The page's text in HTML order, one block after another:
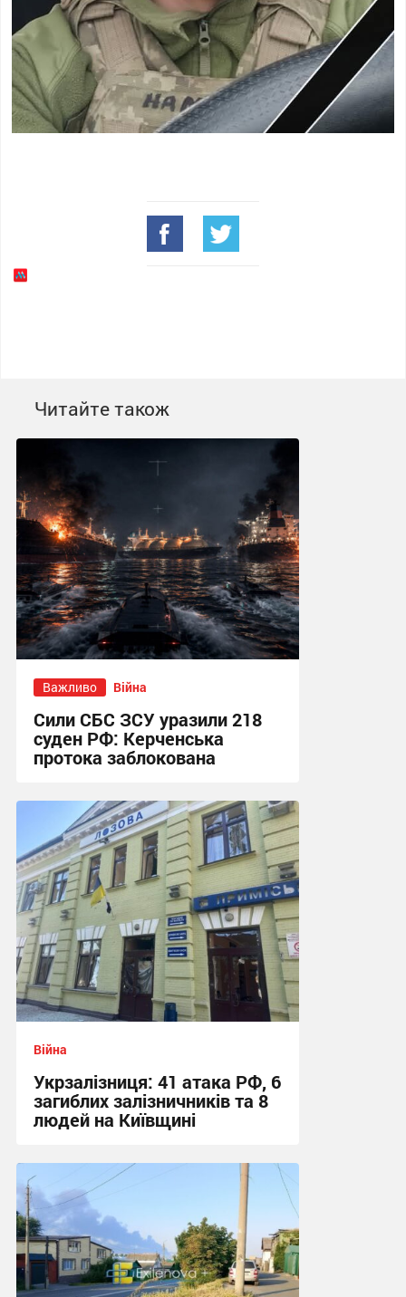
Читайте також
Важливо Війна
Сили СБС ЗСУ уразили 218
суден РФ: Керченська
протока заблокована
15:07 сьогодні
Війна
Укрзалізниця: 41 атака РФ, 6
загиблих залізничників та 8
людей на Київщині
13:10 сьогодні